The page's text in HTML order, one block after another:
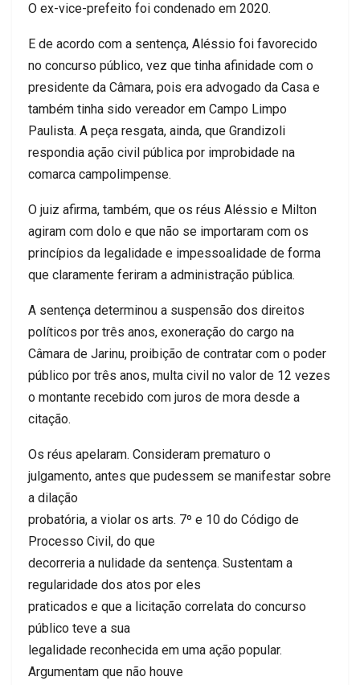
O ex-vice-prefeito foi condenado em 2020.
E de acordo com a sentença, Aléssio foi favorecido
no concurso público, vez que tinha afinidade com o
presidente da Câmara, pois era advogado da Casa e
também tinha sido vereador em Campo Limpo
Paulista. A peça resgata, ainda, que Grandizoli
respondia ação civil pública por improbidade na
comarca campolimpense.
O juiz afirma, também, que os réus Aléssio e Milton
agiram com dolo e que não se importaram com os
princípios da legalidade e impessoalidade de forma
que claramente feriram a administração pública.
A sentença determinou a suspensão dos direitos
políticos por três anos, exoneração do cargo na
Câmara de Jarinu, proibição de contratar com o poder
público por três anos, multa civil no valor de 12 vezes
o montante recebido com juros de mora desde a
citação.
Os réus apelaram. Consideram prematuro o
julgamento, antes que pudessem se manifestar sobre
a dilação
probatória, a violar os arts. 7º e 10 do Código de
Processo Civil, do que
decorreria a nulidade da sentença. Sustentam a
regularidade dos atos por eles
praticados e que a licitação correlata do concurso
público teve a sua
legalidade reconhecida em uma ação popular.
Argumentam que não houve